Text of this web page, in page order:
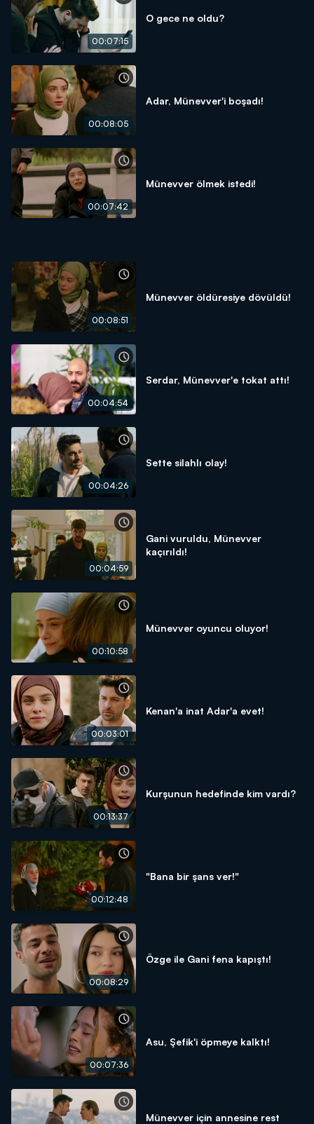
00:07:15
O gece ne oldu?
00:08:05
Adar, Münevver'i boşadı!
00:07:42
Münevver ölmek istedi!
00:08:51
Münevver öldüresiye dövüldü!
00:04:54
Serdar, Münevver'e tokat attı!
00:04:26
Sette silahlı olay!
00:04:59
Gani vuruldu, Münevver
kaçırıldı!
00:10:58
Münevver oyuncu oluyor!
00:03:01
Kenan'a inat Adar'a evet!
00:13:37
Kurşunun hedefinde kim vardı?
00:12:48
"Bana bir şans ver!"
00:08:29
Özge ile Gani fena kapıştı!
00:07:36
Asu, Şefik'i öpmeye kalktı!
Münevver için annesine rest